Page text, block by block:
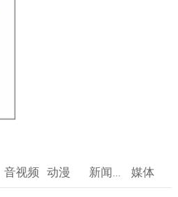
音视频 动漫 新闻发布会 媒体